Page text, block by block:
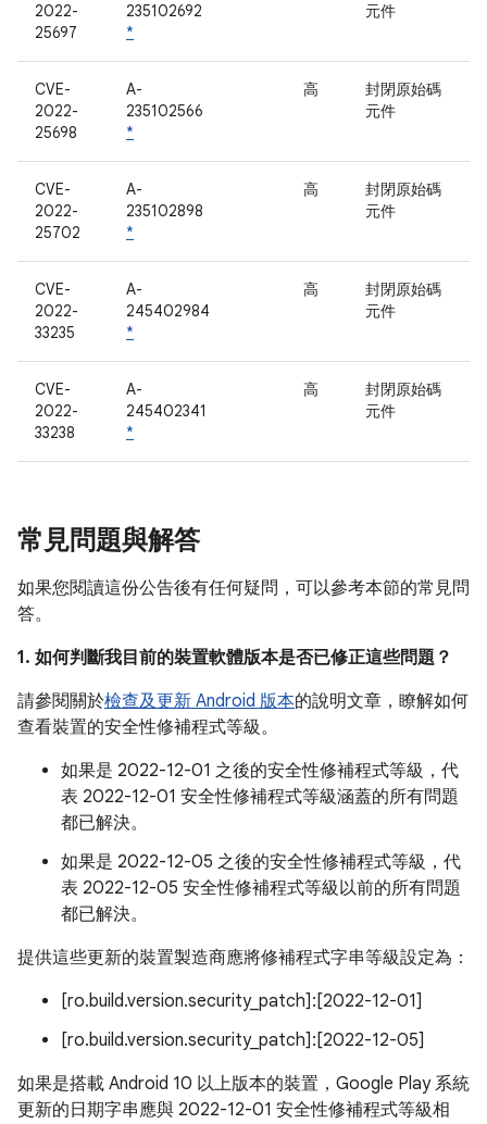
2022-
25697
235102692
*
元件
CVE-
2022-
25698
A-
235102566
*
高
封閉原始碼
元件
CVE-
2022-
25702
A-
235102898
*
高
封閉原始碼
元件
CVE-
2022-
33235
A-
245402984
*
高
封閉原始碼
元件
CVE-
2022-
33238
A-
245402341
*
高
封閉原始碼
元件
常見問題與解答
如果您閱讀這份公告後有任何疑問，可以參考本節的常見問
答。
1. 如何判斷我目前的裝置軟體版本是否已修正這些問題？
請參閱關於檢查及更新 Android 版本的說明文章，瞭解如何
查看裝置的安全性修補程式等級。
如果是 2022-12-01 之後的安全性修補程式等級，代
表 2022-12-01 安全性修補程式等級涵蓋的所有問題
都已解決。
如果是 2022-12-05 之後的安全性修補程式等級，代
表 2022-12-05 安全性修補程式等級以前的所有問題
都已解決。
提供這些更新的裝置製造商應將修補程式字串等級設定為：
[ro.build.version.security_patch]:[2022-12-01]
[ro.build.version.security_patch]:[2022-12-05]
如果是搭載 Android 10 以上版本的裝置，Google Play 系統
更新的日期字串應與 2022-12-01 安全性修補程式等級相